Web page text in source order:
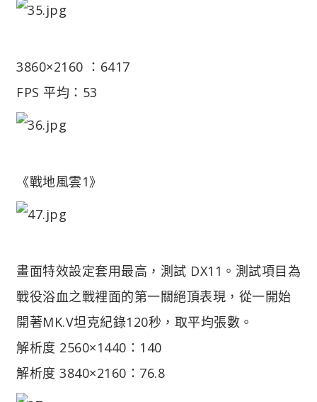
3860×2160 ：6417
FPS 平均：53
《戰地風雲1》
畫面特效設定套用最高，測試 DX11。測試項目為
戰役浴血之戰裡面的第一關絕頂表現，從一開始
開著MK.V坦克紀錄120秒，取平均張數。
解析度 2560×1440：140
解析度 3840×2160：76.8